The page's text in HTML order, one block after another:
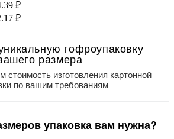
₽
₽
гофроупаковку
размера
стоимость изготовления картонной
по вашим требованиям
упаковка вам нужна?